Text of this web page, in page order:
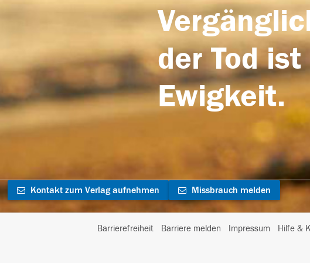
der Tod
Ewigkeit.
Kontakt zum Verlag aufnehmen Missbrauch melden
Barrierefreiheit Barriere melden Impressum Hilfe &